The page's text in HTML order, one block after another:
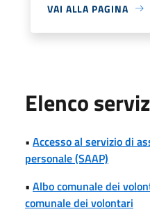
VAI ALLA PAGINA
Elenco
• Accesso al servizio di
personale (SAAP)
• Albo comunale dei
comunale dei volontari